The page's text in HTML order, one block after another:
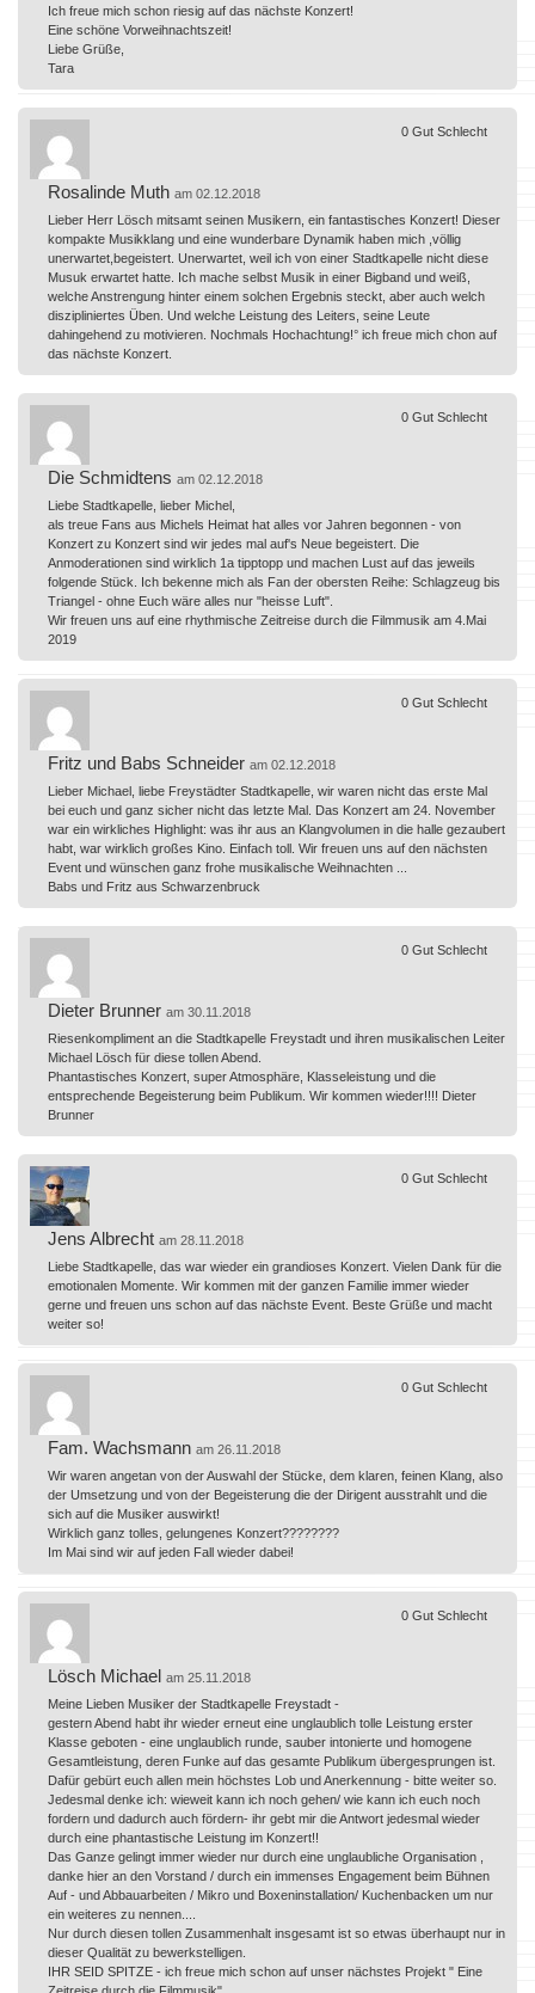
Ich freue mich schon riesig auf das nächste Konzert!
Eine schöne Vorweihnachtszeit!
Liebe Grüße,
Tara
Rosalinde Muth am 02.12.2018
Lieber Herr Lösch mitsamt seinen Musikern, ein fantastisches Konzert! Dieser
kompakte Musikklang und eine wunderbare Dynamik haben mich ,völlig
unerwartet,begeistert. Unerwartet, weil ich von einer Stadtkapelle nicht diese
Musuk erwartet hatte. Ich mache selbst Musik in einer Bigband und weiß,
welche Anstrengung hinter einem solchen Ergebnis steckt, aber auch welch
diszipliniertes Üben. Und welche Leistung des Leiters, seine Leute
dahingehend zu motivieren. Nochmals Hochachtung!° ich freue mich chon auf
das nächste Konzert.
0 Gut Schlecht
Die Schmidtens am 02.12.2018
Liebe Stadtkapelle, lieber Michel,
als treue Fans aus Michels Heimat hat alles vor Jahren begonnen - von
Konzert zu Konzert sind wir jedes mal auf's Neue begeistert. Die
Anmoderationen sind wirklich 1a tipptopp und machen Lust auf das jeweils
folgende Stück. Ich bekenne mich als Fan der obersten Reihe: Schlagzeug bis
Triangel - ohne Euch wäre alles nur "heisse Luft".
Wir freuen uns auf eine rhythmische Zeitreise durch die Filmmusik am 4.Mai
2019
0 Gut Schlecht
Fritz und Babs Schneider am 02.12.2018
Lieber Michael, liebe Freystädter Stadtkapelle, wir waren nicht das erste Mal
bei euch und ganz sicher nicht das letzte Mal. Das Konzert am 24. November
war ein wirkliches Highlight: was ihr aus an Klangvolumen in die halle gezaubert
habt, war wirklich großes Kino. Einfach toll. Wir freuen uns auf den nächsten
Event und wünschen ganz frohe musikalische Weihnachten ...
Babs und Fritz aus Schwarzenbruck
0 Gut Schlecht
Dieter Brunner am 30.11.2018
Riesenkompliment an die Stadtkapelle Freystadt und ihren musikalischen Leiter
Michael Lösch für diese tollen Abend.
Phantastisches Konzert, super Atmosphäre, Klasseleistung und die
entsprechende Begeisterung beim Publikum. Wir kommen wieder!!!! Dieter
Brunner
0 Gut Schlecht
Jens Albrecht am 28.11.2018
Liebe Stadtkapelle, das war wieder ein grandioses Konzert. Vielen Dank für die
emotionalen Momente. Wir kommen mit der ganzen Familie immer wieder
gerne und freuen uns schon auf das nächste Event. Beste Grüße und macht
weiter so!
0 Gut Schlecht
Fam. Wachsmann am 26.11.2018
Wir waren angetan von der Auswahl der Stücke, dem klaren, feinen Klang, also
der Umsetzung und von der Begeisterung die der Dirigent ausstrahlt und die
sich auf die Musiker auswirkt!
Wirklich ganz tolles, gelungenes Konzert????????
Im Mai sind wir auf jeden Fall wieder dabei!
0 Gut Schlecht
Lösch Michael am 25.11.2018
Meine Lieben Musiker der Stadtkapelle Freystadt -
gestern Abend habt ihr wieder erneut eine unglaublich tolle Leistung erster
Klasse geboten - eine unglaublich runde, sauber intonierte und homogene
Gesamtleistung, deren Funke auf das gesamte Publikum übergesprungen ist.
Dafür gebürt euch allen mein höchstes Lob und Anerkennung - bitte weiter so.
Jedesmal denke ich: wieweit kann ich noch gehen/ wie kann ich euch noch
fordern und dadurch auch fördern- ihr gebt mir die Antwort jedesmal wieder
durch eine phantastische Leistung im Konzert!!
Das Ganze gelingt immer wieder nur durch eine unglaubliche Organisation ,
danke hier an den Vorstand / durch ein immenses Engagement beim Bühnen
Auf - und Abbauarbeiten / Mikro und Boxeninstallation/ Kuchenbacken um nur
ein weiteres zu nennen....
Nur durch diesen tollen Zusammenhalt insgesamt ist so etwas überhaupt nur in
dieser Qualität zu bewerkstelligen.
IHR SEID SPITZE - ich freue mich schon auf unser nächstes Projekt " Eine
0 Gut Schlecht